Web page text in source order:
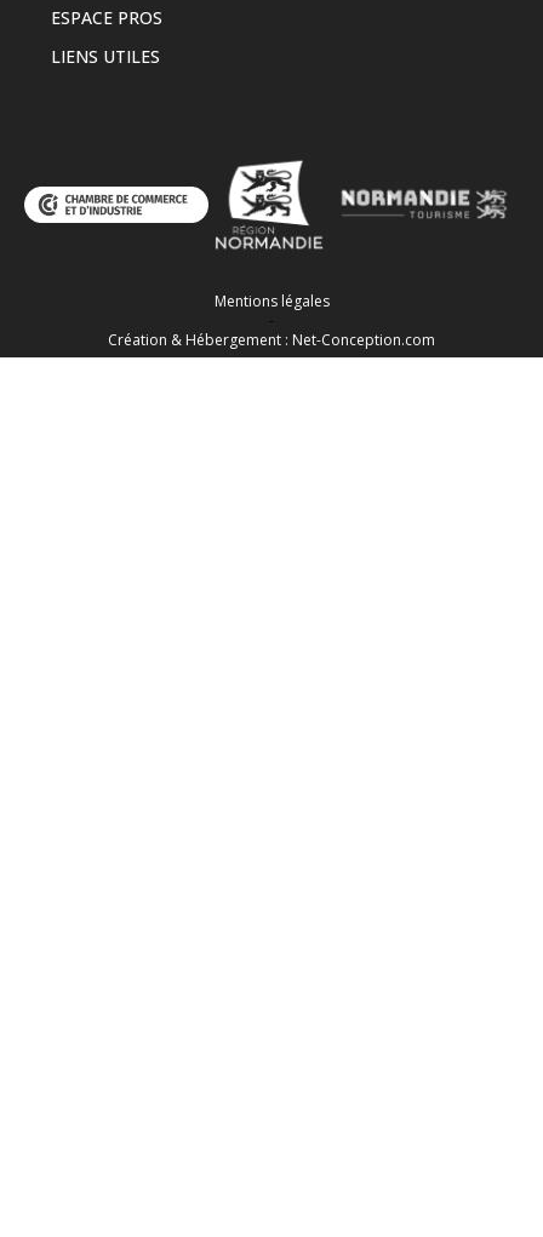
ESPACE PROS
LIENS UTILES
Mentions légales
-
Création & Hébergement : Net-Conception.com